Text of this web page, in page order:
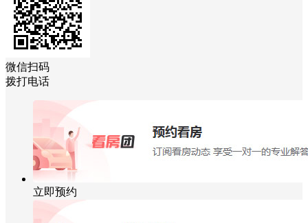
微信扫码
拨打电话
立即预约